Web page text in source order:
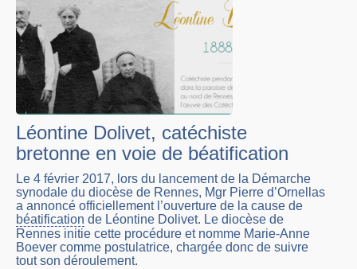
Léontine Dolivet, catéchiste
bretonne en voie de béatification
Le 4 février 2017, lors du lancement de la Démarche
synodale du diocèse de Rennes, Mgr Pierre d’Ornellas
a annoncé officiellement l’ouverture de la cause de
béatification de Léontine Dolivet. Le diocèse de
Rennes initie cette procédure et nomme Marie-Anne
Boever comme postulatrice, chargée donc de suivre
tout son déroulement.